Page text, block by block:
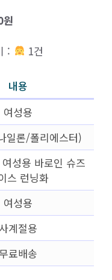
: 1건
내용
여성용
일론/폴리에스터)
성용 바로인 슈즈
스 런닝화
여성용
사계절용
료배송